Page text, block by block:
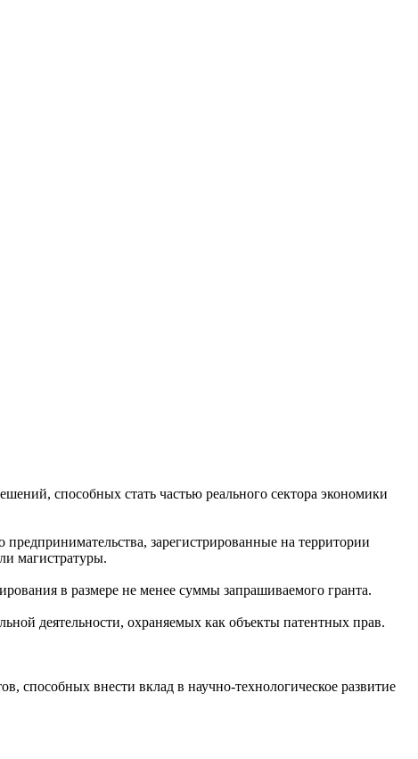
способных стать частью реального сектора экономики
зарегистрированные на территории
магистратуры.
в размере не менее суммы запрашиваемого гранта.
деятельности, охраняемых как объекты патентных прав.
способных внести вклад в научно-технологическое развитие